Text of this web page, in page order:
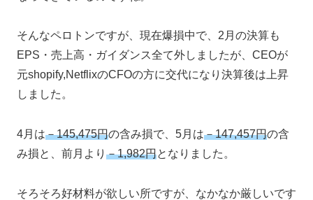
そんなペロトンですが、現在爆損中で、2月の決算も
EPS・売上高・ガイダンス全て外しましたが、CEOが
元shopify,NetflixのCFOの方に交代になり決算後は上昇
しました。
4月は－145,475円の含み損で、5月は－147,457円の含
み損と、前月より －1,982円となりました。
そろそろ好材料が欲しい所ですが、なかなか厳しいです